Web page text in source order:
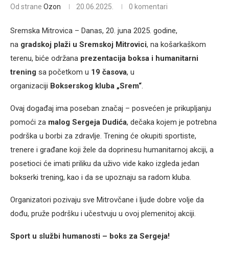
Od strane Ozon 20.06.2025. 0 komentari
Sremska Mitrovica – Danas, 20. juna 2025. godine,
na gradskoj plaži u Sremskoj Mitrovici, na košarkaškom
terenu, biće održana prezentacija boksa i humanitarni
trening sa početkom u 19 časova, u
organizaciji Bokserskog kluba „Srem“.
Ovaj događaj ima poseban značaj – posvećen je prikupljanju
pomoći za malog Sergeja Dudića, dečaka kojem je potrebna
podrška u borbi za zdravlje. Trening će okupiti sportiste,
trenere i građane koji žele da doprinesu humanitarnoj akciji, a
posetioci će imati priliku da uživo vide kako izgleda jedan
bokserki trening, kao i da se upoznaju sa radom kluba.
Organizatori pozivaju sve Mitrovčane i ljude dobre volje da
dođu, pruže podršku i učestvuju u ovoj plemenitoj akciji.
Sport u službi humanosti – boks za Sergeja!